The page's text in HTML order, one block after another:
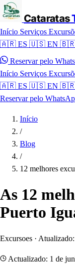
Cataratas
Início Serviços
🇦🇷 ES 🇺🇸 EN 🇧🇷
Reservar pelo
Início Serviços
🇦🇷 ES 🇺🇸 EN 🇧🇷
Reservar pelo
Início
/
Blog
/
12 melhores
As 12
Puerto
Excursoes ·
Actualizado: 1 de